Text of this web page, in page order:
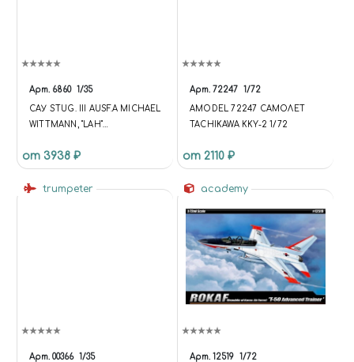
Арт. 6860 1/35
САУ STUG. III AUSF.A MICHAEL
WITTMANN, "LAH"
от 3938 ₽
Арт. 72247 1/72
AMODEL 72247 САМОЛЕТ
TACHIKAWA KKY-2 1/72
от 2110 ₽
trumpeter
Арт. 00366 1/35
academy
Арт. 12519 1/72